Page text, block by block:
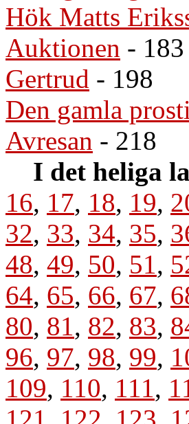
Hök Matts
Auktionen - 183
Gertrud - 198
Den gamla
Avresan - 218
I det heliga
16, 17, 18, 19,
32, 33, 34, 35,
48, 49, 50, 51,
64, 65, 66, 67,
80, 81, 82, 83,
96, 97, 98, 99,
109, 110, 111,